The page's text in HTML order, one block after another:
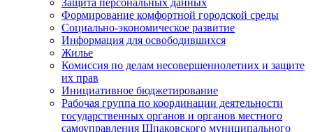
Защита персональных данных
Формирование комфортной городской среды
Социально-экономическое развитие
Информация для освободившихся
Жилье
Комиссия по делам несовершеннолетних и защите
их прав
Инициативное бюджетирование
Рабочая группа по координации деятельности
государственных органов и органов местного
самоуправления Шпаковского муниципального